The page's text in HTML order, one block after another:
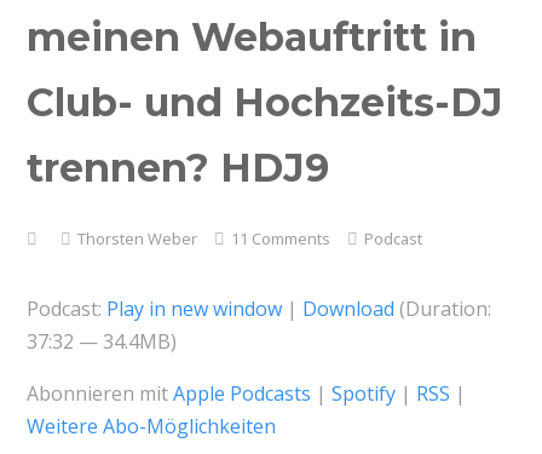
meinen Webauftritt in
Club- und Hochzeits-DJ
trennen? HDJ9
Thorsten Weber 11 Comments Podcast
Podcast: Play in new window| Download (Duration:
37:32 — 34.4MB)
Abonnieren mitApple Podcasts | Spotify| RSS |
Weitere Abo-Möglichkeiten